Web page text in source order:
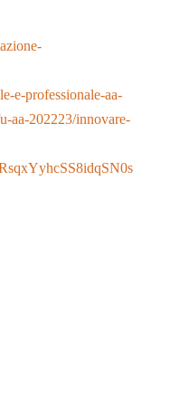
e-professionale-aa-
aa-202223/innovare-